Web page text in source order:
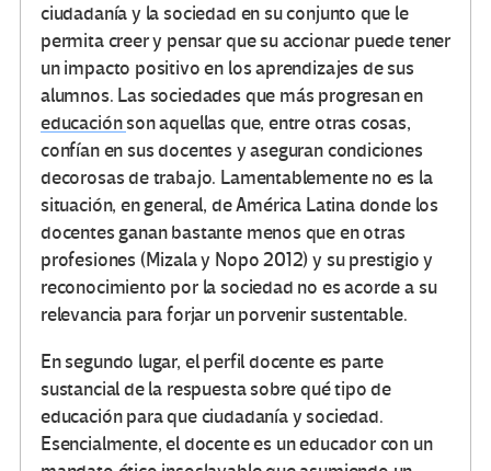
ciudadanía y la sociedad en su conjunto que le
permita creer y pensar que su accionar puede tener
un impacto positivo en los aprendizajes de sus
alumnos. Las sociedades que más progresan en
educaciónson aquellas que, entre otras cosas,
confían en sus docentes y aseguran condiciones
decorosas de trabajo. Lamentablemente no es la
situación, en general, de América Latina donde los
docentes ganan bastante menos que en otras
profesiones (Mizala y Nopo 2012) y su prestigio y
reconocimiento por la sociedad no es acorde a su
relevancia para forjar un porvenir sustentable.
En segundo lugar, el perfil docente es parte
sustancial de la respuesta sobre qué tipo de
educación para que ciudadanía y sociedad.
Esencialmente, el docente es un educador con un